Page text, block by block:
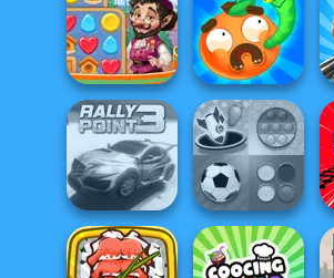
Clean the Ocean
Moto Cabbie
Simulator
Vega Mix: Fairy
Town
Worm Out: Brain
Teaser Games